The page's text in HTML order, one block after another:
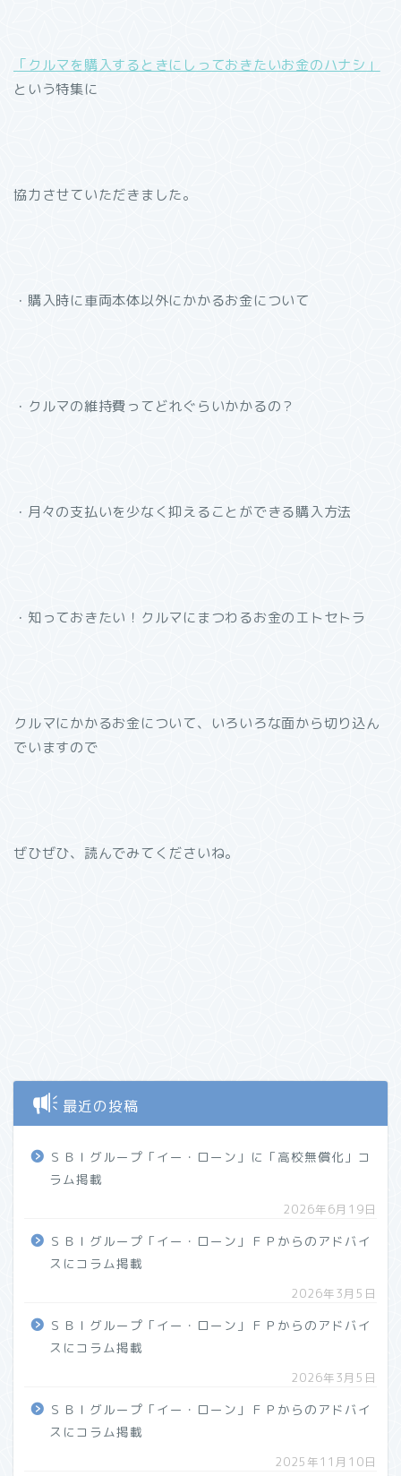
「クルマを購入するときにしっておきたいお金のハナシ」
という特集に
協力させていただきました。
・購入時に車両本体以外にかかるお金について
・クルマの維持費ってどれぐらいかかるの？
・月々の支払いを少なく抑えることができる購入方法
・知っておきたい！クルマにまつわるお金のエトセトラ
クルマにかかるお金について、いろいろな面から切り込ん
でいますので
ぜひぜひ、読んでみてくださいね。
最近の投稿
ＳＢＩグループ「イー・ローン」に「高校無償化」コ
ラム掲載
2026年6月19日
ＳＢＩグループ「イー・ローン」ＦＰからのアドバイ
スにコラム掲載
2026年3月5日
ＳＢＩグループ「イー・ローン」ＦＰからのアドバイ
スにコラム掲載
2026年3月5日
ＳＢＩグループ「イー・ローン」ＦＰからのアドバイ
スにコラム掲載
2025年11月10日